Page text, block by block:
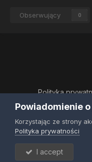
Obserwujący 0
Polityka
©
Powiadomienie
Korzystając ze strony
Polityka prywatności
I accept